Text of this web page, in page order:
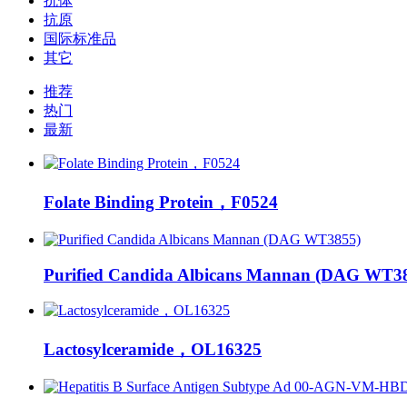
抗原
国际标准品
其它
推荐
热门
最新
Folate Binding Protein，F0524
Purified Candida Albicans Mannan (DAG
Lactosylceramide，OL16325